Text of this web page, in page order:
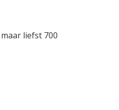
liefst 700